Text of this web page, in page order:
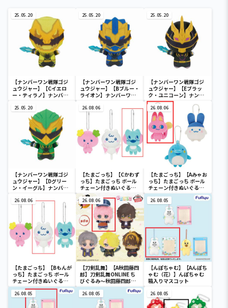
25.05.20
【ナンバーワン戦隊ゴジ
ュウジャー】【Cイエロ
ー・ティラノ】ナンバー
ちびぐるみ
25.05.20
【ナンバーワン戦隊ゴジ
ュウジャー】【Bブルー・
ライオン】ナンバーワン
ぐるみ
25.05.20
【ナンバーワン戦隊ゴジ
ュウジャー】【Eブラッ
ク・ユニコーン】ナンバ
ーワン戦隊ゴジュウジャ
ー ちびぐるみ
25.05.20
【ナンバーワン戦隊ゴジ
ュウジャー】【Dグリー
ン・イーグル】ナンバー
ちびぐるみ
26.08.06
【たまごっち】【Cかわず
っち】たまごっち ボール
チェーン付きぬいぐるみ
～Tamagotchi
Paradise～vol.3
26.08.06
【たまごっち】【Aみゃお
っち】たまごっち ボール
チェーン付きぬいぐるみ
～Tamagotchi
Paradise～vol.2-R
26.08.06
【たまごっち】【Bもんが
っち】たまごっち ボール
チェーン付きぬいぐるみ
～Tamagotchi
Paradise～vol.3
26.08.06
【刀剣乱舞】【A秋田藤四
郎】刀剣乱舞ONLINE ち
びぐるみ～秋田藤四郎・
大倶利伽羅・へし切長谷
部・獅子王・火車切～
26.08.05
【んぽちゃむ】【Aんぽち
ゃむ（花）】んぽちゃむ
箱入りマスコット
26.08.05 26.08.05 26.08.05